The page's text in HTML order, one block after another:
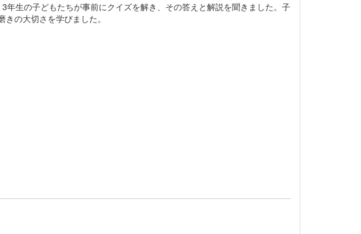
年生の子どもたちが事前にクイズを解き、その答えと解説を聞きました。子
の大切さを学びました。